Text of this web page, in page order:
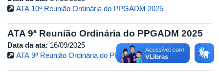
ATA 10ª Reunião Ordinária do PPGADM 2025
ATA 9ª Reunião Ordinária do PPGADM 2025
Data da ata: 16/09/2025
ATA 9ª Reunião Ordinária do PPGADM 2025